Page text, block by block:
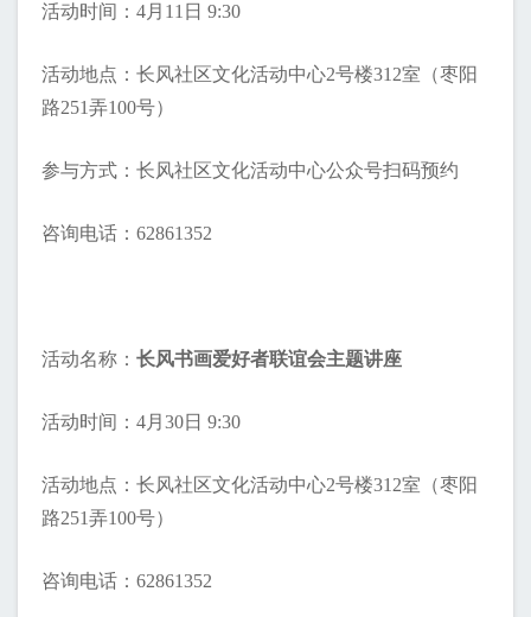
活动时间：4月11日 9:30
活动地点：长风社区文化活动中心2号楼312室（枣阳
路251弄100号）
参与方式：长风社区文化活动中心公众号扫码预约
咨询电话：62861352
活动名称： 长风书画爱好者联谊会主题讲座
活动时间：4月30日 9:30
活动地点：长风社区文化活动中心2号楼312室（枣阳
路251弄100号）
咨询电话：62861352